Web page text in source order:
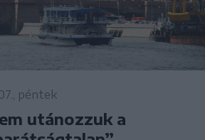
péntek
utánozzuk a